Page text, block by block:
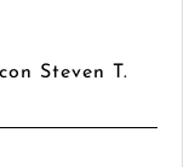
Steven T.